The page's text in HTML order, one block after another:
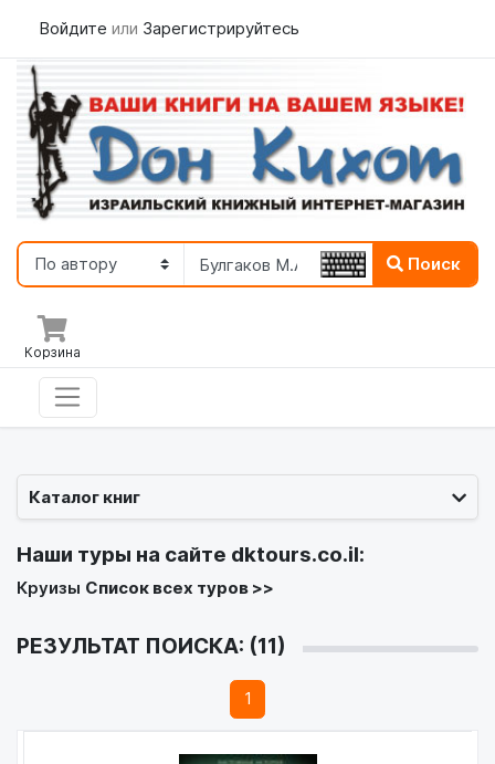
Войдите или Зарегистрируйтесь
Поиск
Корзина
Каталог книг
Наши туры на сайте dktours.co.il:
Круизы Список всех туров >>
РЕЗУЛЬТАТ ПОИСКА: (11)
1